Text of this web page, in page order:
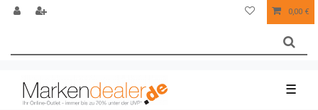
0,00 €
☰